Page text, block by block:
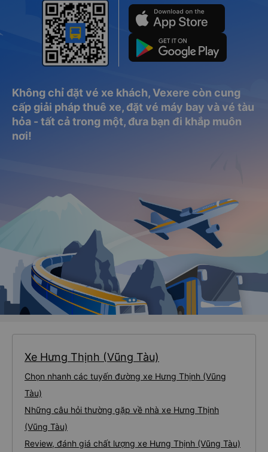
Không chỉ đặt vé xe khách, Vexere còn cung
cấp giải pháp thuê xe, đặt vé máy bay và vé tàu
hỏa - tất cả trong một, đưa bạn đi khắp muôn
nơi!
Xe Hưng Thịnh (Vũng Tàu)
Chọn nhanh các tuyến đường xe Hưng Thịnh (Vũng
Tàu)
Những câu hỏi thường gặp về nhà xe Hưng Thịnh
(Vũng Tàu)
Review, đánh giá chất lượng xe Hưng Thịnh (Vũng Tàu)